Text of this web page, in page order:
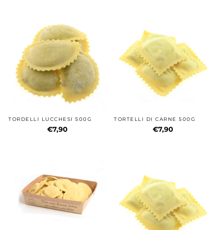
TORDELLI LUCCHESI 500G
€7,90
TORTELLI DI CARNE 500G
€7,90